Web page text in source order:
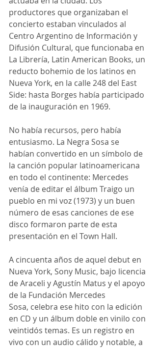
productores que organizaban el
concierto estaban vinculados al
Centro Argentino de Información y
Difusión Cultural, que funcionaba en
La Librería, Latin American Books, un
reducto bohemio de los latinos en
Nueva York, en la calle 248 del East
Side: hasta Borges había participado
de la inauguración en 1969.
No había recursos, pero había
entusiasmo. La Negra Sosa se
habían convertido en un símbolo de
la canción popular latinoamericana
en todo el continente: Mercedes
venía de editar el álbum Traigo un
pueblo en mi voz (1973) y un buen
número de esas canciones de ese
disco formaron parte de esta
presentación en el Town Hall.
A cincuenta años de aquel debut en
Nueva York, Sony Music, bajo licencia
de Araceli y Agustín Matus y el apoyo
de la Fundación Mercedes
Sosa, celebra ese hito con la edición
en CD y un álbum doble en vinilo con
veintidós temas. Es un registro en
vivo con un audio cálido y notable, a